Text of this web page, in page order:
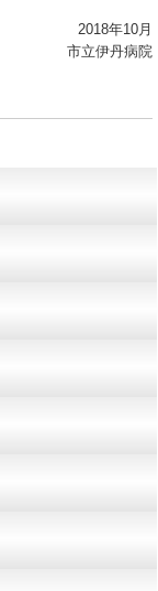
2018年10月
市立伊丹病院